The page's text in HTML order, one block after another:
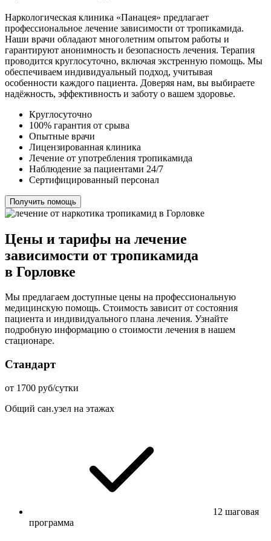
Наркологическая клиника «Панацея» предлагает
профессиональное лечение зависимости от тропикамида.
Наши врачи обладают многолетним опытом работы и
гарантируют анонимность и безопасность лечения. Терапия
проводится круглосуточно, включая экстренную помощь. Мы
обеспечиваем индивидуальный подход, учитывая
особенности каждого пациента. Доверяя нам, вы выбираете
надёжность, эффективность и заботу о вашем здоровье.
Круглосуточно
100% гарантия от срыва
Опытные врачи
Лицензированная клиника
Лечение от употребления тропикамида
Наблюдение за пациентами 24/7
Сертифицированный персонал
Получить помощь
Цены и тарифы на лечение
зависимости от тропикамида
в Горловке
Мы предлагаем доступные цены на профессиональную
медицинскую помощь. Стоимость зависит от состояния
пациента и индивидуального плана лечения. Узнайте
подробную информацию о стоимости лечения в нашем
стационаре.
Стандарт
от 1700 руб/сутки
Общий сан.узел на этажах
12 шаговая
программа